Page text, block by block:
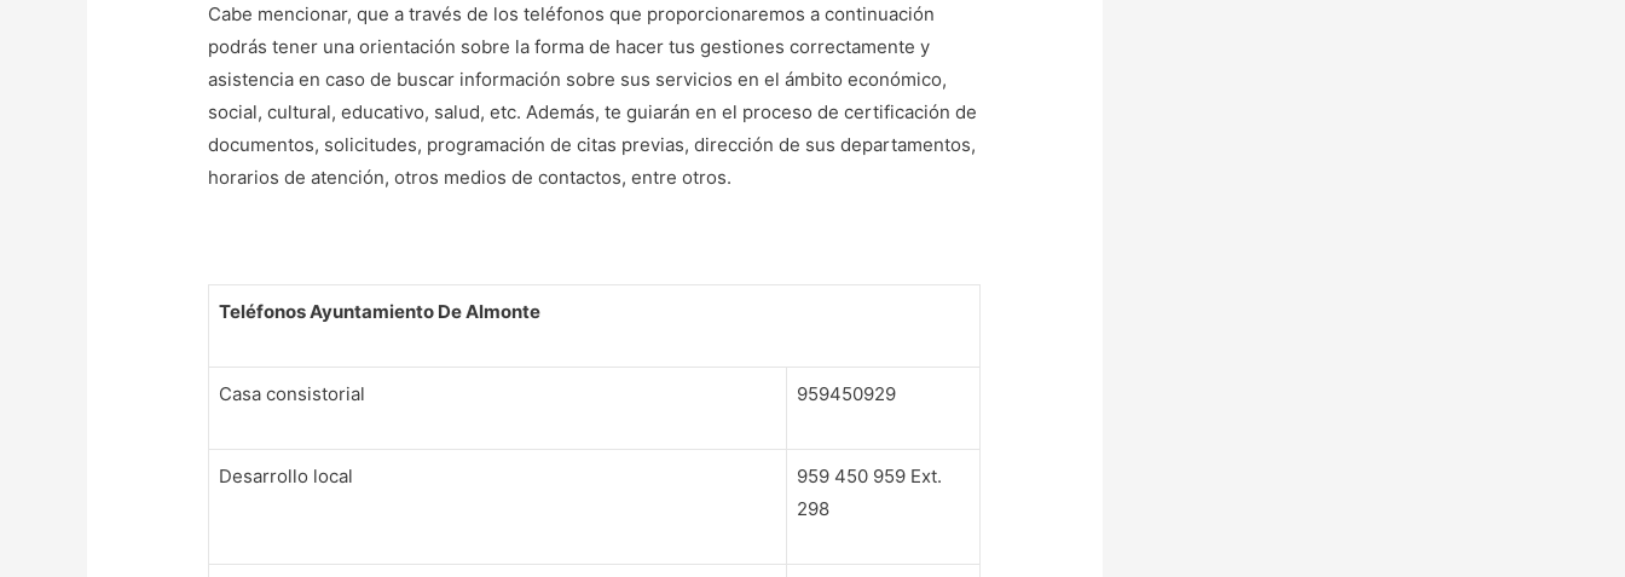
Cabe mencionar, que a través de los teléfonos que proporcionaremos a continuación
podrás tener una orientación sobre la forma de hacer tus gestiones correctamente y
asistencia en caso de buscar información sobre sus servicios en el ámbito económico,
social, cultural, educativo, salud, etc. Además, te guiarán en el proceso de certificación de
documentos, solicitudes, programación de citas previas, dirección de sus departamentos,
horarios de atención, otros medios de contactos, entre otros.
Teléfonos Ayuntamiento De Almonte
Casa consistorial 959450929
Desarrollo local
959 450 959 Ext.
298